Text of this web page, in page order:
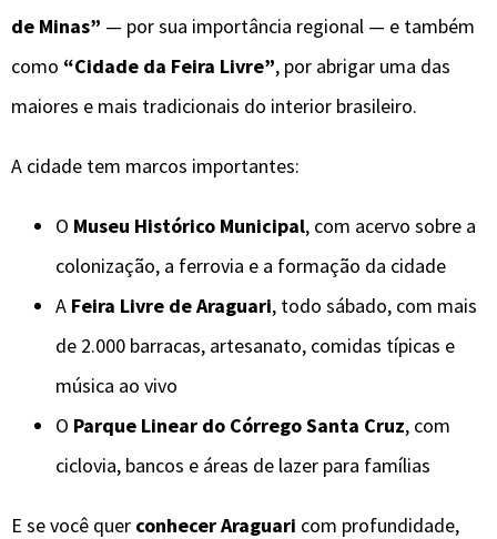
de Minas” — por sua importância regional — e também
como “Cidade da Feira Livre”, por abrigar uma das
maiores e mais tradicionais do interior brasileiro.
A cidade tem marcos importantes:
O Museu Histórico Municipal, com acervo sobre a
colonização, a ferrovia e a formação da cidade
A Feira Livre de Araguari, todo sábado, com mais
de 2.000 barracas, artesanato, comidas típicas e
música ao vivo
O Parque Linear do Córrego Santa Cruz, com
ciclovia, bancos e áreas de lazer para famílias
E se você quer conhecer Araguari com profundidade,